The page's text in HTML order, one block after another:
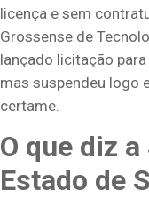
licença e sem
Grossense de
lançado licitação
mas suspendeu logo
certame.
O que diz
Estado de